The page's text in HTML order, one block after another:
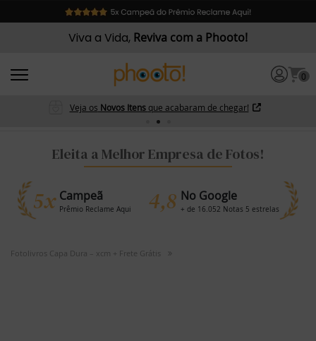
Viva a Vida, Reviva com a Phooto!
0
Veja os Novos Itens que acabaram de chegar!
Eleita a Melhor Empresa de Fotos!
5x Campeã
Prêmio Reclame Aqui 4,8 No Google
+ de 16.052 Notas 5 estrelas
Fotolivros Capa Dura – xcm + Frete Grátis